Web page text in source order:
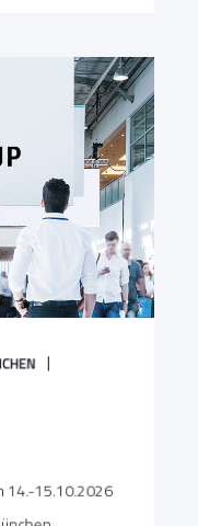
14.-15.10.2026